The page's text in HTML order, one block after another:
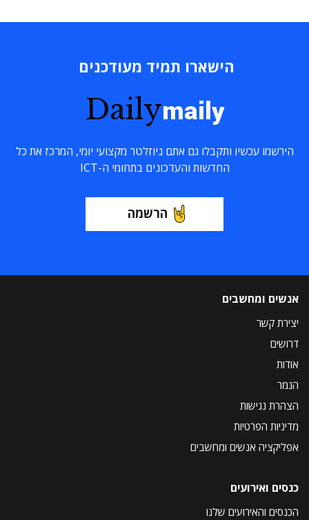
הישארו תמיד מעודכנים
Dailymaily
הירשמו עכשיו ותקבלו גם אתם ניוזלטר מקצועי יומי, המרכז את כל
החדשות והעדכונים בתחומי ה-ICT
הרשמה
אנשים ומחשבים
יצירת קשר
דרושים
אודות
הנמר
הצהרת נגישות
מדיניות הפרטיות
אפליקציה אנשים ומחשבים
כנסים ואירועים
הכנסים והאירועים שלנו